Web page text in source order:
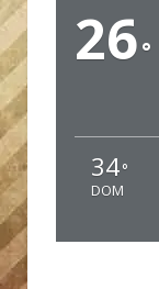
26°
34°
DOM